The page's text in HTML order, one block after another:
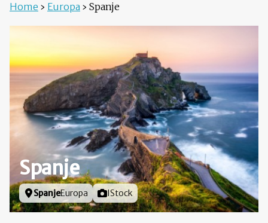
Home › Europa › Spanje
Spanje
Locatie
SpanjeEuropa Foto door
IStock